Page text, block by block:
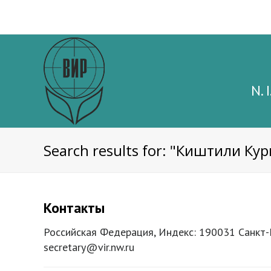
N.
Search results for: "Киштили
Контакты
Российская Федерация, Индекс: 190031
secretary@vir.nw.ru